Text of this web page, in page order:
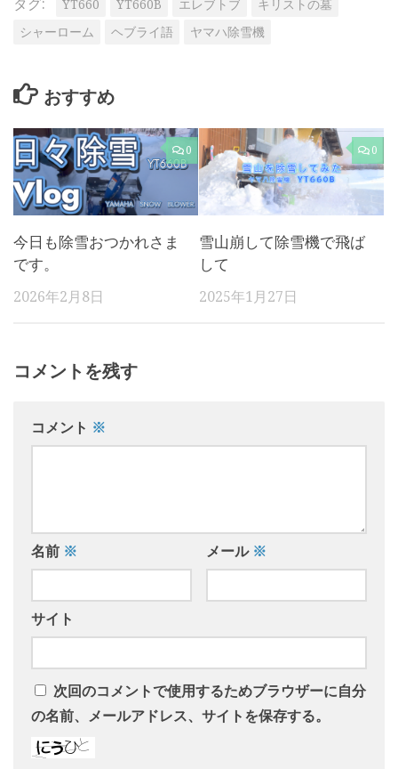
タグ: YT660 YT660B エレブトブ
キリストの墓
シャーローム
ヘブライ語 ヤマハ除雪機
おすすめ
0
今日も除雪おつかれさま
です。
2026年2月8日
0
雪山崩して除雪機で飛ば
して
2025年1月27日
コメントを残す
コメント ※
名前 ※ メール ※
サイト
次回のコメントで使用するためブラウザーに自分
の名前、メールアドレス、サイトを保存する。